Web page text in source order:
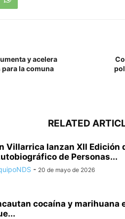
y acelera
la comuna
RELATED
Villarrica lanzan XII Edición
de Personas...
- 20 de mayo de 2026
cocaína y marihuana